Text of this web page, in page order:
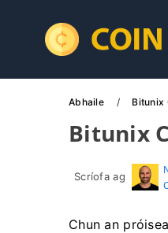
Abhaile Bitunix
Bitunix
Scríofa ag
Chun an